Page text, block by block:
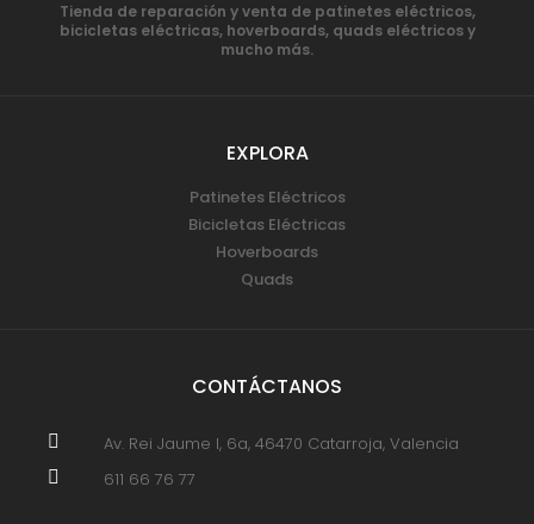
Tienda de reparación y venta de patinetes eléctricos,
bicicletas eléctricas, hoverboards, quads eléctricos y
mucho más.
EXPLORA
Patinetes Eléctricos
Bicicletas Eléctricas
Hoverboards
Quads
CONTÁCTANOS
 Av. Rei Jaume I, 6a, 46470 Catarroja, Valencia
 611 66 76 77